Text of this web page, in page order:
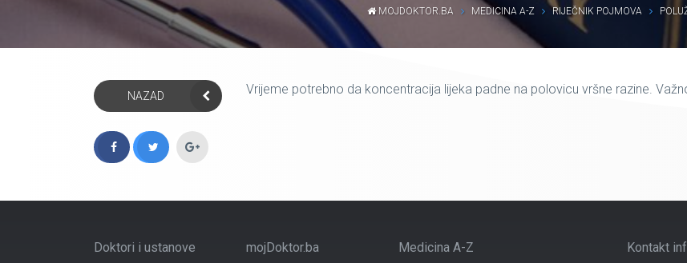
MOJDOKTOR.BA MEDICINA A-Z RIJEČNIK POJMOVA
NAZAD Vrijeme potrebno da koncentracija lijeka padne na polovicu vršne razine.
Doktori i ustanove mojDoktor.ba Medicina A-Z Kontakt